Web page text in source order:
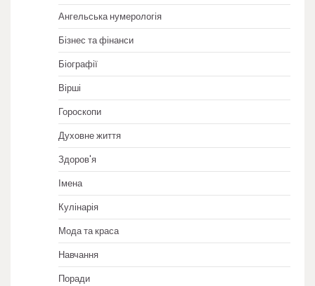
Ангельська нумерологія
Бізнес та фінанси
Біографії
Вірші
Гороскопи
Духовне життя
Здоров'я
Імена
Кулінарія
Мода та краса
Навчання
Поради